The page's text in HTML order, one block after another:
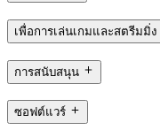
เพื่อการเล่นเกมและสตรีมมิ่ง
การสนับสนุน
ซอฟต์แวร์